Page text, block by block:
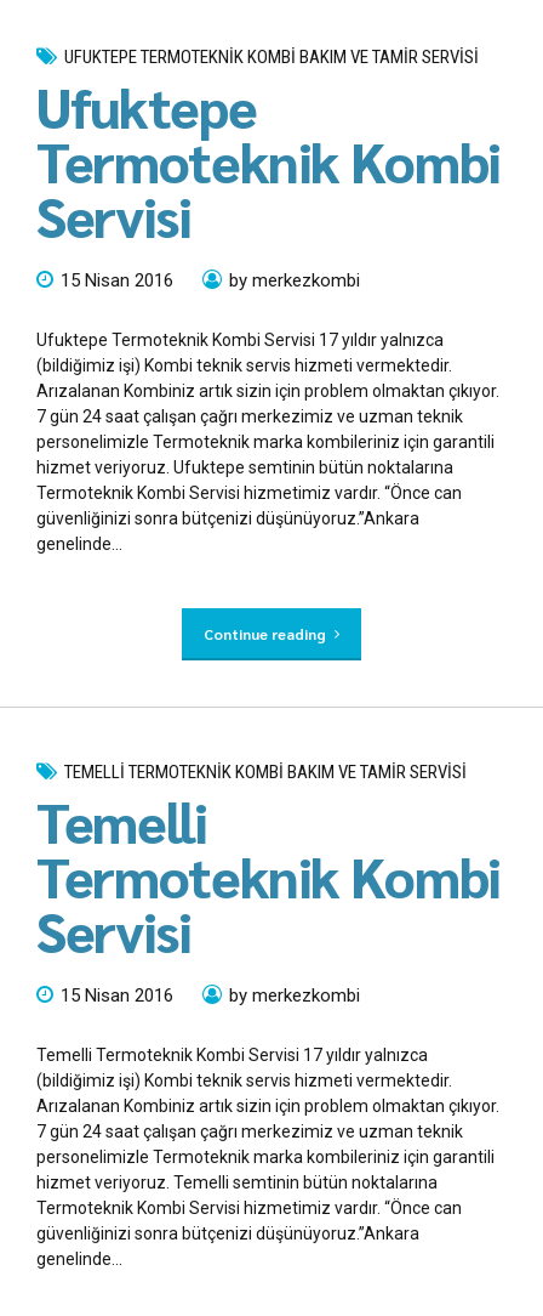
UFUKTEPE TERMOTEKNIK KOMBI BAKIM VE TAMIR SERVISI
Ufuktepe
Termoteknik Kombi
Servisi
15 Nisan 2016 by merkezkombi
Ufuktepe Termoteknik Kombi Servisi 17 yıldır yalnızca
(bildiğimiz işi) Kombi teknik servis hizmeti vermektedir.
Arızalanan Kombiniz artık sizin için problem olmaktan çıkıyor.
7 gün 24 saat çalışan çağrı merkezimiz ve uzman teknik
personelimizle Termoteknik marka kombileriniz için garantili
hizmet veriyoruz. Ufuktepe semtinin bütün noktalarına
Termoteknik Kombi Servisi hizmetimiz vardır. “Önce can
güvenliğinizi sonra bütçenizi düşünüyoruz.”Ankara
genelinde...
Continue reading
TEMELLI TERMOTEKNIK KOMBI BAKIM VE TAMIR SERVISI
Temelli
Termoteknik Kombi
Servisi
15 Nisan 2016 by merkezkombi
Temelli Termoteknik Kombi Servisi 17 yıldır yalnızca
(bildiğimiz işi) Kombi teknik servis hizmeti vermektedir.
Arızalanan Kombiniz artık sizin için problem olmaktan çıkıyor.
7 gün 24 saat çalışan çağrı merkezimiz ve uzman teknik
personelimizle Termoteknik marka kombileriniz için garantili
hizmet veriyoruz. Temelli semtinin bütün noktalarına
Termoteknik Kombi Servisi hizmetimiz vardır. “Önce can
güvenliğinizi sonra bütçenizi düşünüyoruz.”Ankara
genelinde...